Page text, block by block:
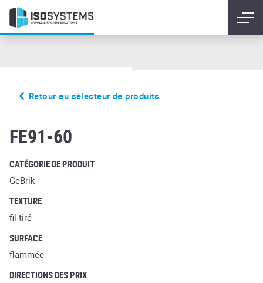
Retour au sélecteur de produits
FE91-60
CATÉGORIE DE PRODUIT
GeBrik
TEXTURE
fil-tiré
SURFACE
flammée
DIRECTIONS DES PRIX